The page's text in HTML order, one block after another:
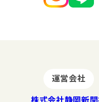
運営会社